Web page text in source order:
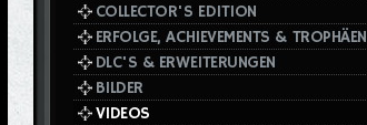
COLLECTOR'S EDITION
ERFOLGE, ACHIEVEMENTS & TROPHÄEN
DLC'S & ERWEITERUNGEN
BILDER
VIDEOS